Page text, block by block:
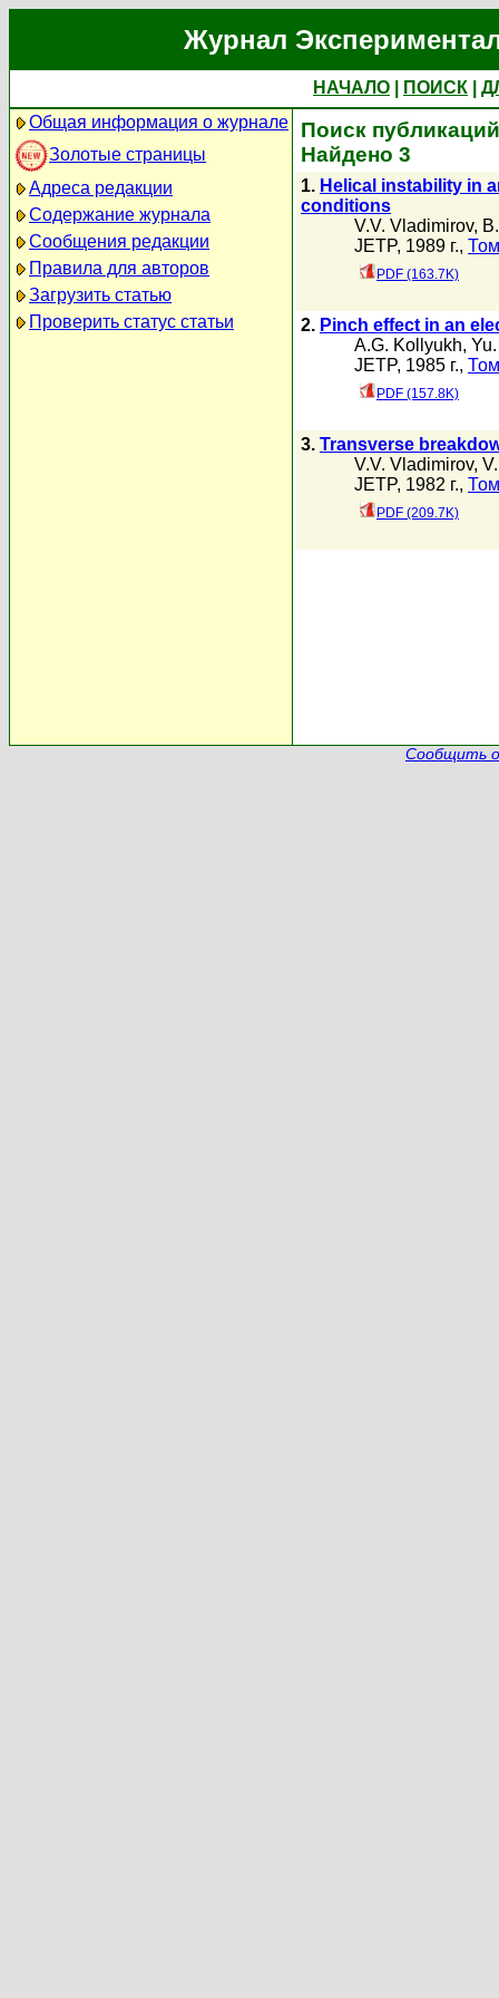
Журнал
НАЧАЛО ПОИСК
Общая информация о журнале
Золотые страницы
Адреса редакции
Содержание журнала
Сообщения редакции
Правила для авторов
Загрузить статью
Проверить статус статьи
Поиск
Найдено 3
1. Helical instability in
conditions
V.V. Vladimirov,
JETP, 1989 г.,
PDF (163.7K)
2. Pinch effect in an
A.G. Kollyukh,
JETP, 1985 г.,
PDF (157.8K)
3. Transverse
V.V. Vladimirov,
JETP, 1982 г.,
PDF (209.7K)
Сообщить о